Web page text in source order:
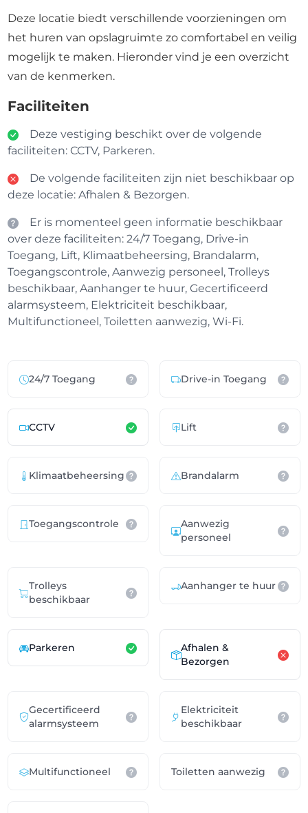
Deze locatie biedt verschillende voorzieningen om
het huren van opslagruimte zo comfortabel en veilig
mogelijk te maken. Hieronder vind je een overzicht
van de kenmerken.
Faciliteiten
Deze vestiging beschikt over de volgende
faciliteiten: CCTV, Parkeren.
De volgende faciliteiten zijn niet beschikbaar op
deze locatie: Afhalen & Bezorgen.
Er is momenteel geen informatie beschikbaar
over deze faciliteiten: 24/7 Toegang, Drive-in
Toegang, Lift, Klimaatbeheersing, Brandalarm,
Toegangscontrole, Aanwezig personeel, Trolleys
beschikbaar, Aanhanger te huur, Gecertificeerd
alarmsysteem, Elektriciteit beschikbaar,
Multifunctioneel, Toiletten aanwezig, Wi-Fi.
24/7 Toegang Drive-in Toegang
CCTV Lift
Klimaatbeheersing Brandalarm
Toegangscontrole
Aanwezig
personeel
Trolleys
beschikbaar
Aanhanger te huur
Parkeren
Afhalen &
Bezorgen
Gecertificeerd
alarmsysteem
Elektriciteit
beschikbaar
Multifunctioneel Toiletten aanwezig